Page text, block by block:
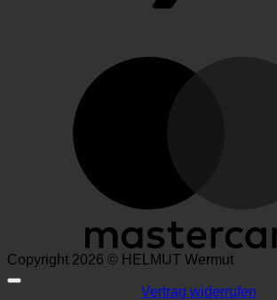
Copyright 2026 © HELMUT Wermut
Vertrag widerrufen